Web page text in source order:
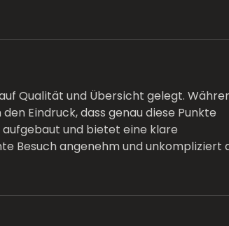
Qualität und Übersicht gelegt.
Eindruck, dass genau diese Punkte
und bietet eine klare
Besuch angenehm und unkompliziert